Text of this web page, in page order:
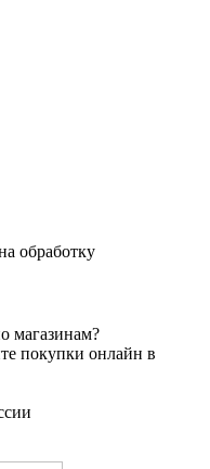
обработку
магазинам?
покупки онлайн в